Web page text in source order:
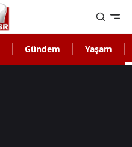
Gündem Yaşam